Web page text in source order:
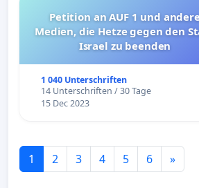
Petition an AUF 1 und
Medien, die Hetze gegen den
Israel zu beenden
1 040 Unterschriften
14 Unterschriften / 30 Tage
15 Dec 2023
1 2 3 4 5 6 »